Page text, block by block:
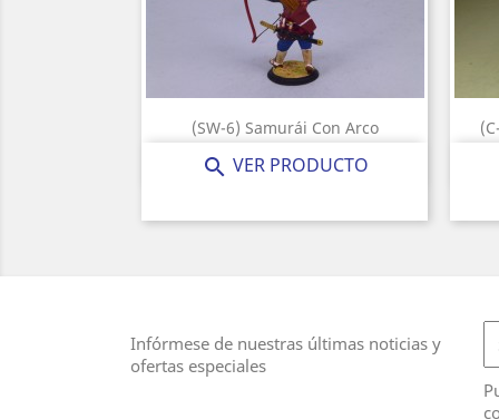
(SW-6) Samurái Con Arco
Precio
25,00 €
 VER PRODUCTO
Infórmese de nuestras últimas noticias y
ofertas especiales